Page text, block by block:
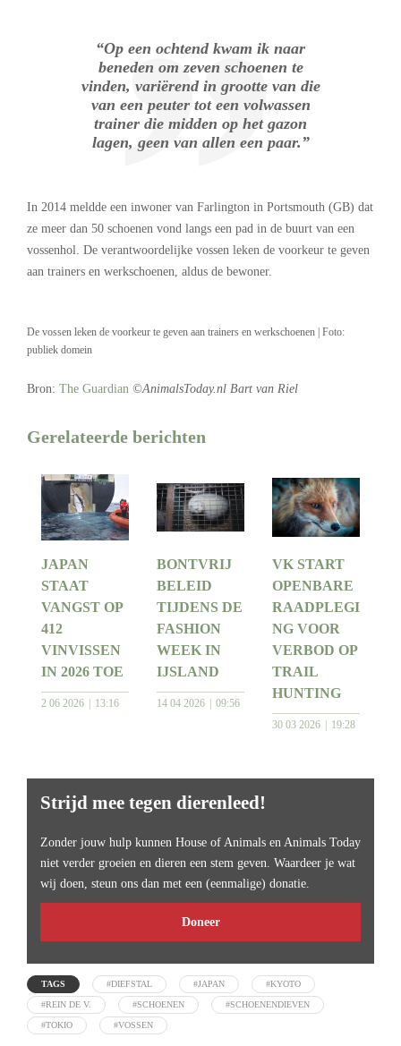
“Op een ochtend kwam ik naar
beneden om zeven schoenen te
vinden, variërend in grootte van die
van een peuter tot een volwassen
trainer die midden op het gazon
lagen, geen van allen een paar.”
In 2014 meldde een inwoner van Farlington in Portsmouth (GB) dat
ze meer dan 50 schoenen vond langs een pad in de buurt van een
vossenhol. De verantwoordelijke vossen leken de voorkeur te geven
aan trainers en werkschoenen, aldus de bewoner.
De vossen leken de voorkeur te geven aan trainers en werkschoenen | Foto:
publiek domein
Bron: The Guardian ©AnimalsToday.nl Bart van Riel
Gerelateerde berichten
JAPAN
STAAT
VANGST OP
412
VINVISSEN
IN 2026 TOE
2 06 2026 13:16
BONTVRIJ
BELEID
TIJDENS DE
FASHION
WEEK IN
IJSLAND
14 04 2026 09:56
VK START
OPENBARE
RAADPLEGI
NG VOOR
VERBOD OP
TRAIL
HUNTING
30 03 2026 19:28
Strijd mee tegen dierenleed!
Zonder jouw hulp kunnen House of Animals en Animals Today
niet verder groeien en dieren een stem geven. Waardeer je wat
wij doen, steun ons dan met een (eenmalige) donatie.
Doneer
TAGS #DIEFSTAL #JAPAN #KYOTO
#REIN DE V. #SCHOENEN #SCHOENENDIEVEN
#TOKIO #VOSSEN